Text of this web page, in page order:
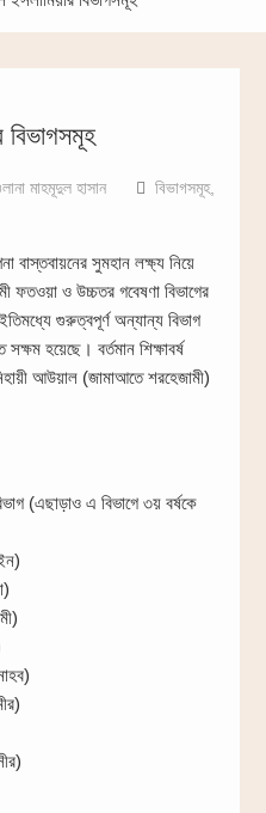
বিভাগসমূহ
মাহমূদুল হাসান বিভাগসমূহ,
বাস্তবায়নের সুমহান লক্ষ্য নিয়ে
ফতওয়া ও উচ্চতর গবেষণা বিভাগের
গুরুত্বপূর্ণ অন্যান্য বিভাগ
হয়েছে। বর্তমান শিক্ষাবর্ষ
আউয়াল (জামাআতে শরহেজামী)
(এছাড়াও এ বিভাগে ৩য় বর্ষকে